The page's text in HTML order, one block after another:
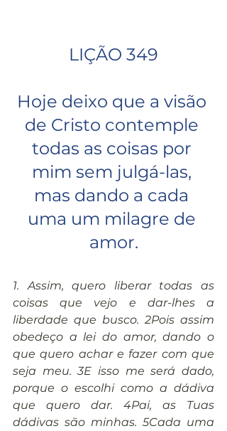
LIÇÃO 349
Hoje deixo que a visão
de Cristo contemple
todas as coisas por
mim sem julgá-las,
mas dando a cada
uma um milagre de
amor.
1. Assim, quero liberar todas as
coisas que vejo e dar-lhes a
liberdade que busco. 2Pois assim
obedeço a lei do amor, dando o
que quero achar e fazer com que
seja meu. 3E isso me será dado,
porque o escolhi como a dádiva
que quero dar. 4Pai, as Tuas
dádivas são minhas. 5Cada uma